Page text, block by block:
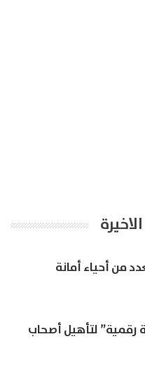
من أحياء أمانة
رقمية” لتأهيل أصحاب